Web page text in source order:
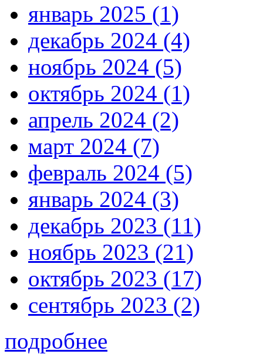
январь 2025 (1)
декабрь 2024 (4)
ноябрь 2024 (5)
октябрь 2024 (1)
апрель 2024 (2)
март 2024 (7)
февраль 2024 (5)
январь 2024 (3)
декабрь 2023 (11)
ноябрь 2023 (21)
октябрь 2023 (17)
сентябрь 2023 (2)
подробнее